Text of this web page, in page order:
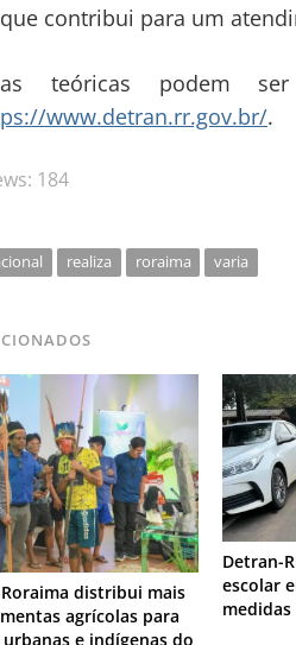
contribui para um
teóricas podem
www.detran.rr.gov.br/.
184
realiza roraima varia
distribui mais
agrícolas para
urbanas e indígenas do
Detran-
escolar